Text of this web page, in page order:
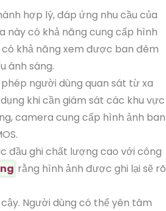
hợp lý, đáp ứng nhu cầu của
này có khả năng cung cấp hình
khả năng xem được ban đêm
ánh sáng.
người dùng quan sát từ xa
khi cần giám sát các khu vực
camera cung cấp hình ảnh ban
đầu ghi chất lượng cao với công
rằng hình ảnh được ghi lại sẽ rõ
Người dùng có thể yên tâm